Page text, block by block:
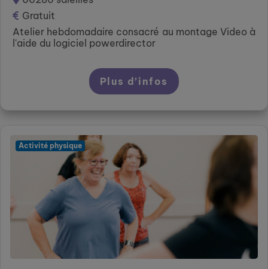
Gratuit
Atelier hebdomadaire consacré au montage Video à
l'aide du logiciel powerdirector
Plus d’infos
Activité physique